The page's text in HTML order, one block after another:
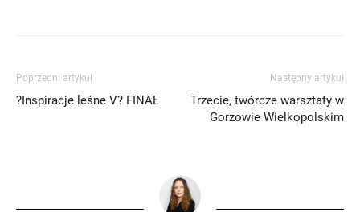
Poprzedni artykuł
?Inspiracje leśne V? FINAŁ
Następny artykuł
Trzecie, twórcze warsztaty w
Gorzowie Wielkopolskim